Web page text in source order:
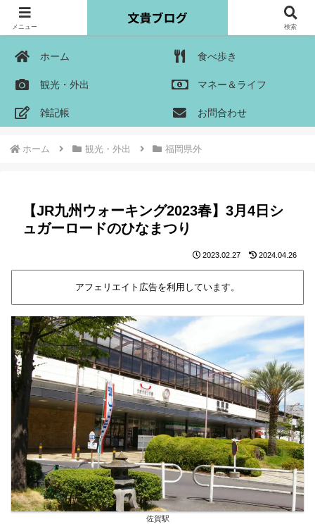
ホーム 食べ歩き
観光・外出 マネー＆ライフ
雑記帳 お問合わせ
ホーム 観光・外出 福岡県外
【JR九州ウォーキング2023春】3月4日シ
ュガーロードのひなまつり
2023.02.27 2024.04.26
アフェリエイト広告を利用しています。
佐賀駅
メニュー 検索